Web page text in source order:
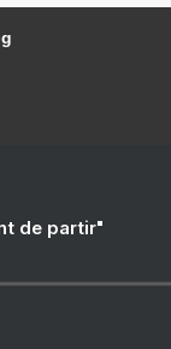
de partir"